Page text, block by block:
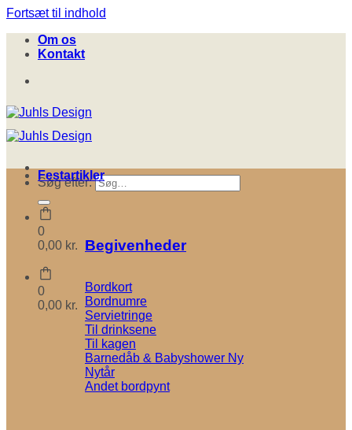
Fortsæt til indhold
Om os
Kontakt
Søg efter:
0
0,00 kr.
0
0,00 kr.
Festartikler
Begivenheder
Bordkort
Bordnumre
Servietringe
Til drinksene
Til kagen
Barnedåb & Babyshower
Nytår
Andet bordpynt